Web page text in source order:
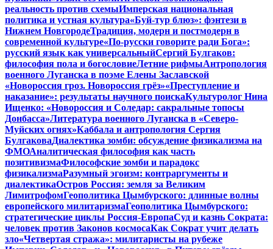
реальность против схемыИмперская национальная
политика и устная культура«Буй-тур блюз»: фэнтези в
Нижнем НовгородеТрадиция, модерн и постмодерн в
современной культуре«По-русски говорите ради Бога»:
русский язык как универсальныйСергий Булгаков:
философия пола и богословиеЛетние рифмыАнтропология
военного Луганска в поэме Елены Заславской
«Новороссия гроз. Новороссия грёз»«Преступление и
наказание»: результаты научного поискаКультуролог Нина
Ищенко: «Новороссия и Соледар: сакральные топосы
Донбасса»Литература военного Луганска в «Северо-
Муйских огнях»Каббала и антропология Сергия
БулгаковаДиалектика зомби: обсуждение физикализма на
ФМОАналитическая философия как часть
позитивизмаФилософские зомби и парадокс
физикализмаРазумный эгоизм: контраргументы и
диалектикаОстров Россия: земля за Великим
ЛимитрофомГеополитика Цымбурского: длинные волны
европейского милитаризмаГеополитика Цымбурского:
стратегические циклы Россия-ЕвропаСуд и казнь Сократа:
человек против Законов космосаКак Сократ учит делать
зло«Четвертая стража»: милитаристы на рубеже